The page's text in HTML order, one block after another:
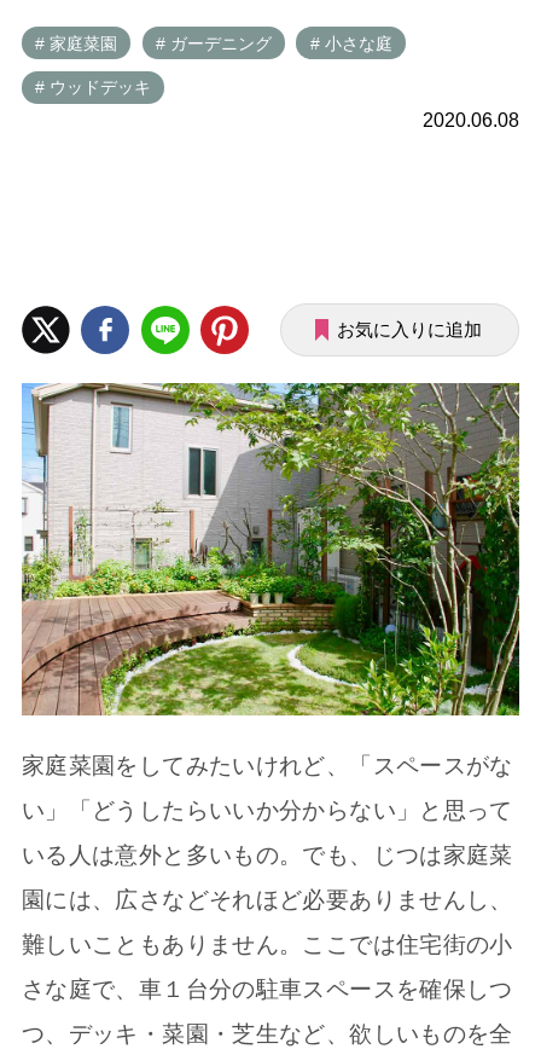
# 家庭菜園 # ガーデニング # 小さな庭
# ウッドデッキ
2020.06.08
お気に入りに追加
家庭菜園をしてみたいけれど、「スペースがな
い」「どうしたらいいか分からない」と思って
いる人は意外と多いもの。でも、じつは家庭菜
園には、広さなどそれほど必要ありませんし、
難しいこともありません。ここでは住宅街の小
さな庭で、車１台分の駐車スペースを確保しつ
つ、デッキ・菜園・芝生など、欲しいものを全